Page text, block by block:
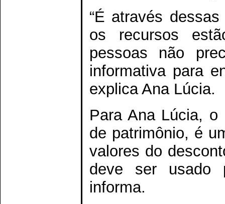
“É através
os recursos
pessoas não
informativa para
explica Ana Lúcia.
Para Ana Lúcia,
de patrimônio, é
valores do
deve ser usado
informa.